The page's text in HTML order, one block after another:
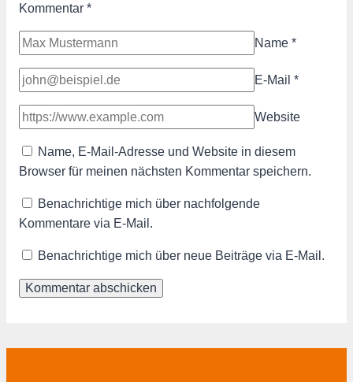
Kommentar *
Name *
E-Mail *
Website
Name, E-Mail-Adresse und Website in diesem
Browser für meinen nächsten Kommentar speichern.
Benachrichtige mich über nachfolgende
Kommentare via E-Mail.
Benachrichtige mich über neue Beiträge via E-Mail.